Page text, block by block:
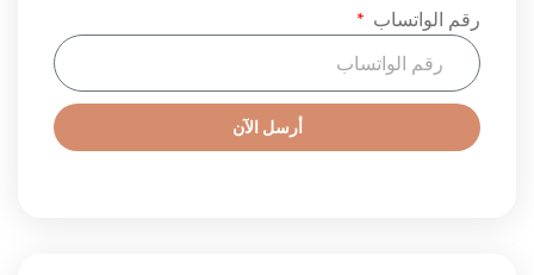
رقم الواتساب
أرسل الآن